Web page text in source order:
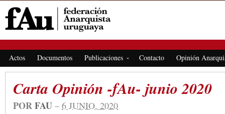
Actos Documentos Publicaciones Contacto Opinión
Carta Opinión -fAu- junio 2020
PORFAU – 6 JUNIO, 2020